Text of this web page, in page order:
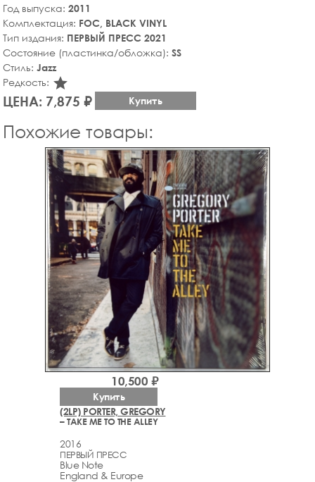
Год выпуска: 2011
Комплектация: FOC, BLACK VINYL
Тип издания: ПЕРВЫЙ ПРЕСС 2021
Состояние (пластинка/обложка): SS
Стиль: Jazz
Редкость: star_rate
ЦЕНА: 7,875 ₽ Купить
Похожие товары:
(2LP) PORTER, GREGORY
– TAKE ME TO THE ALLEY
2016
ПЕРВЫЙ ПРЕСС
Blue Note
England & Europe
10,500 ₽
Купить